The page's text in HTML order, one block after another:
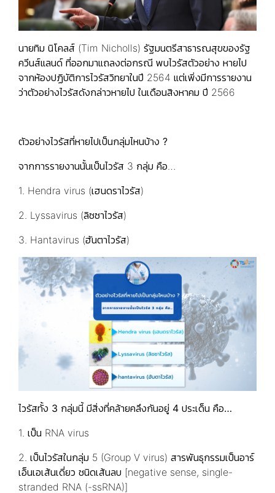
นายทิม นิโคลส์ (Tim Nicholls) รัฐมนตรีสาธารณสุขของรัฐ
ควีนส์แลนด์ ที่ออกมาแถลงต่อกรณี พบไวรัสตัวอย่าง หายไป
จากห้องปฏิบัติการไวรัสวิทยาในปี 2564 แต่เพิ่งมีการรายงาน
ว่าตัวอย่างไวรัสดังกล่าวหายไป ในเดือนสิงหาคม ปี 2566
ตัวอย่างไวรัสที่หายไปเป็นกลุ่มไหนบ้าง ?
จากการรายงานนั้นเป็นไวรัส 3 กลุ่ม คือ…
1. Hendra virus (เฮนดราไวรัส)
2. Lyssavirus (ลิซซาไวรัส)
3. Hantavirus (ฮันตาไวรัส)
ไวรัสทั้ง 3 กลุ่มนี้ มีสิ่งที่คล้ายคลึงกันอยู่ 4 ประเด็น คือ…
1. เป็น RNA virus
2. เป็นไวรัสในกลุ่ม 5 (Group V virus) สารพันธุกรรมเป็นอาร์
เอ็นเอเส้นเดี่ยว ชนิดเส้นลบ [negative sense, single-
stranded RNA (-ssRNA)]